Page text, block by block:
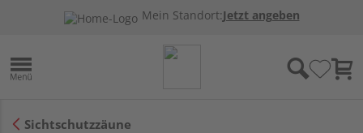
Mein Standort:Jetzt angeben
Sichtschutzzäune